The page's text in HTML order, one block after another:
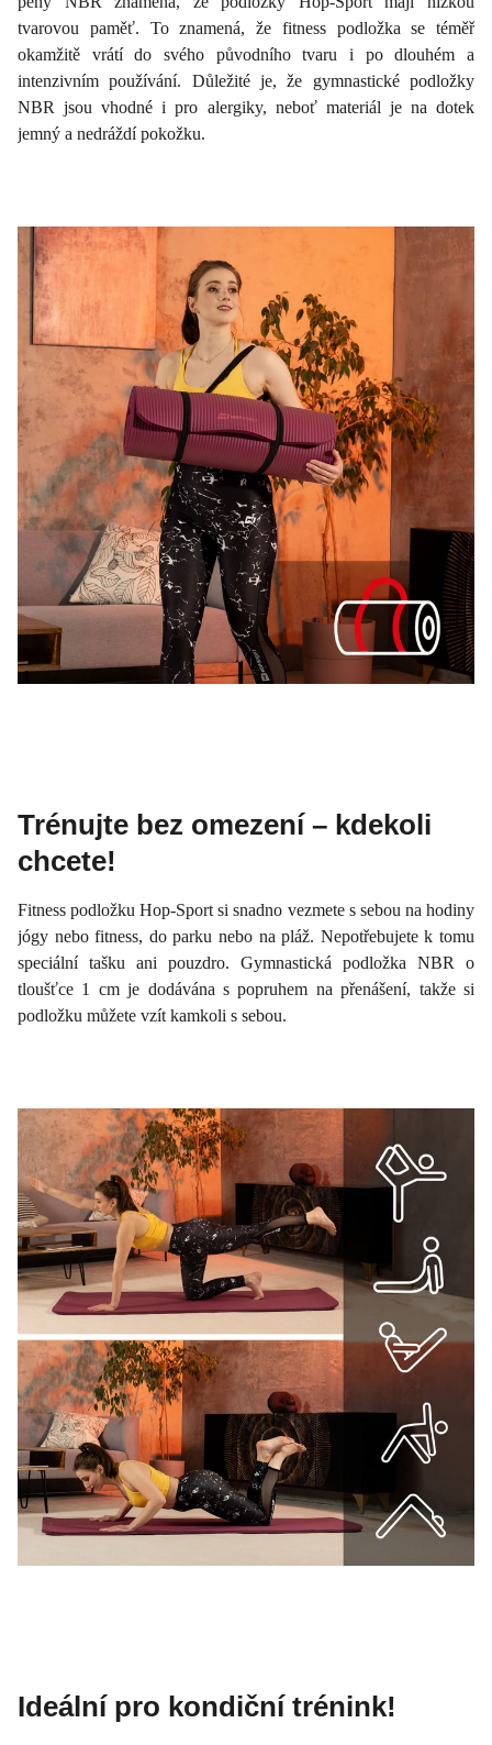
tvarovou paměť. To znamená, že fitness podložka se téměř
okamžitě vrátí do svého původního tvaru i po dlouhém a
intenzivním používání. Důležité je, že gymnastické podložky
NBR jsou vhodné i pro alergiky, neboť materiál je na dotek
jemný a nedráždí pokožku.
Trénujte bez omezení – kdekoli
chcete!
Fitness podložku Hop-Sport si snadno vezmete s sebou na hodiny
jógy nebo fitness, do parku nebo na pláž. Nepotřebujete k tomu
speciální tašku ani pouzdro. Gymnastická podložka NBR o
tloušťce 1 cm je dodávána s popruhem na přenášení, takže si
podložku můžete vzít kamkoli s sebou.
Ideální pro kondiční trénink!